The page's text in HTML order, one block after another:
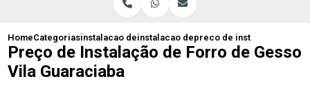
HomeCategoriasinstalacao de forros de gesso
instalacao de forro de gesso drywall
preco de instalacao de
Preço de Instalação de Forro de Gesso
Vila Guaraciaba